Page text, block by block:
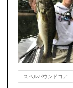
スペルバウンドコア